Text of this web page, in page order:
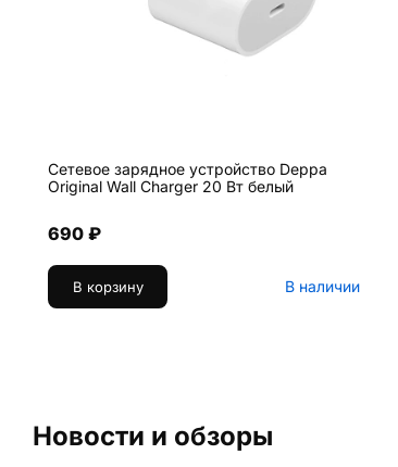
Сетевое зарядное устройство Deppa
Original Wall Charger 20 Вт белый
690 ₽
В корзину В наличии
Новости и обзоры